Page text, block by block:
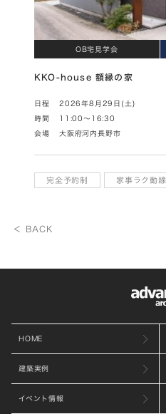
OB宅見学会
KKO-house 額縁の家
日程 2026年8月29日(土)
時間 11:00～16:30
会場 大阪府河内長野市
完全予約制 家事ラク動線
＜ BACK
HOME
建築実例
イベント情報